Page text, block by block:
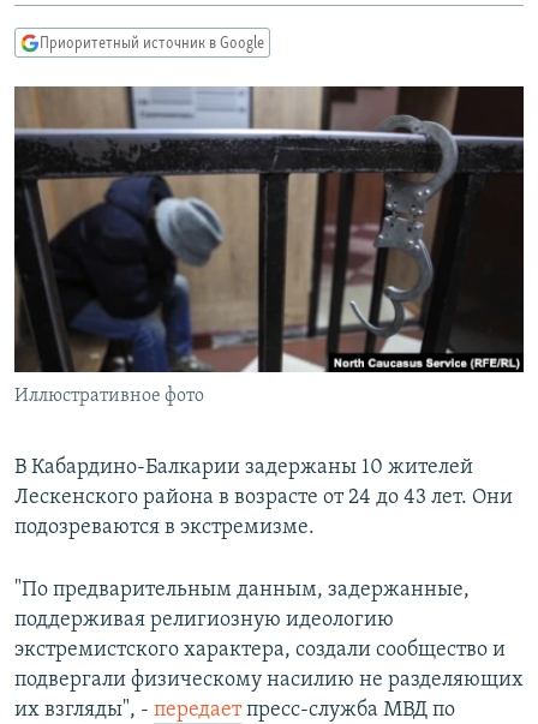
Вернутся
КАВКАЗ.РЕАЛИИ
СЕВЕР.РЕАЛИИ
СИБИРЬ.РЕАЛИИ
РАСПИСАНИЕ ВЕЩАНИЯ
ПОДПИШИТЕСЬ НА РАССЫЛКУ
СОЦИАЛЬНЫЕ СЕТИ
Все сайты РСЕ/РС
Приоритетный источник в Google
Иллюстративное фото
В Кабардино-Балкарии задержаны 10 жителей
Лескенского района в возрасте от 24 до 43 лет. Они
подозреваются в экстремизме.
"По предварительным данным, задержанные,
поддерживая религиозную идеологию
экстремистского характера, создали сообщество и
подвергали физическому насилию не разделяющих
их взгляды", - передаетпресс-служба МВД по